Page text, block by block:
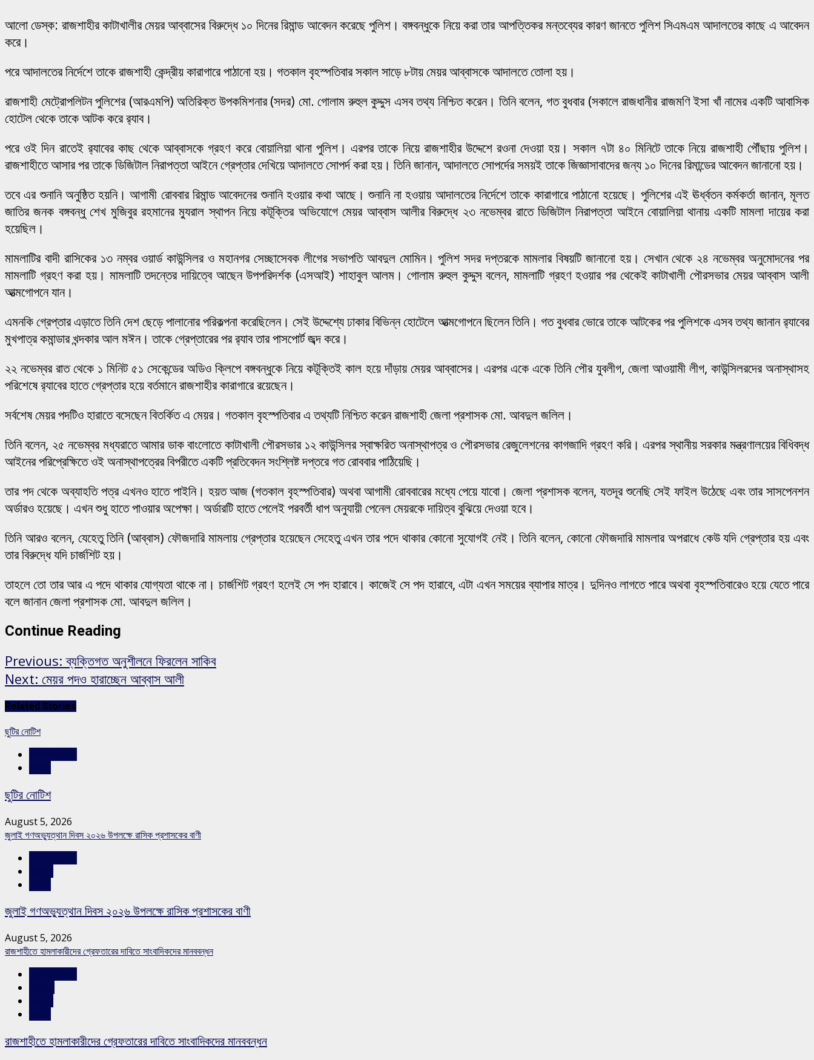
আলো ডেস্ক: রাজশাহীর কাটাখালীর মেয়র আব্বাসের বিরুদ্ধে ১০ দিনের রিমান্ড আবেদন করেছে পুলিশ। বঙ্গবন্ধুকে নিয়ে করা তার আপত্তিকর মন্তব্যের কারণ জানতে পুলিশ সিএমএম আদালতের কাছে এ আবেদন
করে।
পরে আদালতের নির্দেশে তাকে রাজশাহী কেন্দ্রীয় কারাগারে পাঠানো হয়। গতকাল বৃহস্পতিবার সকাল সাড়ে ৮টায় মেয়র আব্বাসকে আদালতে তোলা হয়।
রাজশাহী মেট্রোপলিটন পুলিশের (আরএমপি) অতিরিক্ত উপকমিশনার (সদর) মো. গোলাম রুহুল কুদ্দুস এসব তথ্য নিশ্চিত করেন। তিনি বলেন, গত বুধবার (সকালে রাজধানীর রাজমণি ইসা খাঁ নামের একটি আবাসিক
হোটেল থেকে তাকে আটক করে র‌্যাব।
পরে ওই দিন রাতেই র‌্যাবের কাছ থেকে আব্বাসকে গ্রহণ করে বোয়ালিয়া থানা পুলিশ। এরপর তাকে নিয়ে রাজশাহীর উদ্দেশে রওনা দেওয়া হয়। সকাল ৭টা ৪০ মিনিটে তাকে নিয়ে রাজশাহী পৌঁছায় পুলিশ।
রাজশাহীতে আসার পর তাকে ডিজিটাল নিরাপত্তা আইনে গ্রেপ্তার দেখিয়ে আদালতে সোপর্দ করা হয়। তিনি জানান, আদালতে সোপর্দের সময়ই তাকে জিজ্ঞাসাবাদের জন্য ১০ দিনের রিমান্ডের আবেদন জানানো হয়।
তবে এর শুনানি অনুষ্ঠিত হয়নি। আগামী রোববার রিমান্ড আবেদনের শুনানি হওয়ার কথা আছে। শুনানি না হওয়ায় আদালতের নির্দেশে তাকে কারাগারে পাঠানো হয়েছে। পুলিশের এই ঊর্ধ্বতন কর্মকর্তা জানান, মূলত
জাতির জনক বঙ্গবন্ধু শেখ মুজিবুর রহমানের ম্যুরাল স্থাপন নিয়ে কটূক্তির অভিযোগে মেয়র আব্বাস আলীর বিরুদ্ধে ২৩ নভেম্বর রাতে ডিজিটাল নিরাপত্তা আইনে বোয়ালিয়া থানায় একটি মামলা দায়ের করা
হয়েছিল।
মামলাটির বাদী রাসিকের ১৩ নম্বর ওয়ার্ড কাউন্সিলর ও মহানগর সেচ্ছাসেবক লীগের সভাপতি আবদুল মোমিন। পুলিশ সদর দপ্তরকে মামলার বিষয়টি জানানো হয়। সেখান থেকে ২৪ নভেম্বর অনুমোদনের পর
মামলাটি গ্রহণ করা হয়। মামলাটি তদন্তের দায়িত্বে আছেন উপপরিদর্শক (এসআই) শাহাবুল আলম। গোলাম রুহুল কুদ্দুস বলেন, মামলাটি গ্রহণ হওয়ার পর থেকেই কাটাখালী পৌরসভার মেয়র আব্বাস আলী
আত্মগোপনে যান।
এমনকি গ্রেপ্তার এড়াতে তিনি দেশ ছেড়ে পালানোর পরিকল্পনা করেছিলেন। সেই উদ্দেশ্যে ঢাকার বিভিন্ন হোটেলে আত্মগোপনে ছিলেন তিনি। গত বুধবার ভোরে তাকে আটকের পর পুলিশকে এসব তথ্য জানান র‌্যাবের
মুখপাত্র কমান্ডার খন্দকার আল মঈন। তাকে গ্রেপ্তারের পর র‌্যাব তার পাসপোর্ট জব্দ করে।
২২ নভেম্বর রাত থেকে ১ মিনিট ৫১ সেকেন্ডের অডিও ক্লিপে বঙ্গবন্ধুকে নিয়ে কটূক্তিই কাল হয়ে দাঁড়ায় মেয়র আব্বাসের। এরপর একে একে তিনি পৌর যুবলীগ, জেলা আওয়ামী লীগ, কাউন্সিলরদের অনাস্থাসহ
পরিশেষে র‌্যাবের হাতে গ্রেপ্তার হয়ে বর্তমানে রাজশাহীর কারাগারে রয়েছেন।
সর্বশেষ মেয়র পদটিও হারাতে বসেছেন বিতর্কিত এ মেয়র। গতকাল বৃহস্পতিবার এ তথ্যটি নিশ্চিত করেন রাজশাহী জেলা প্রশাসক মো. আবদুল জলিল।
তিনি বলেন, ২৫ নভেম্বর মধ্যরাতে আমার ডাক বাংলোতে কাটাখালী পৌরসভার ১২ কাউন্সিলর স্বাক্ষরিত অনাস্থাপত্র ও পৌরসভার রেজুলেশনের কাগজাদি গ্রহণ করি। এরপর স্থানীয় সরকার মন্ত্রণালয়ের বিধিবদ্ধ
আইনের পরিপ্রেক্ষিতে ওই অনাস্থাপত্রের বিপরীতে একটি প্রতিবেদন সংশ্লিষ্ট দপ্তরে গত রোববার পাঠিয়েছি।
তার পদ থেকে অব্যাহতি পত্র এখনও হাতে পাইনি। হয়ত আজ (গতকাল বৃহস্পতিবার) অথবা আগামী রোববারের মধ্যে পেয়ে যাবো। জেলা প্রশাসক বলেন, যতদূর শুনেছি সেই ফাইল উঠেছে এবং তার সাসপেনশন
অর্ডারও হয়েছে। এখন শুধু হাতে পাওয়ার অপেক্ষা। অর্ডারটি হাতে পেলেই পরবর্তী ধাপ অনুযায়ী পেনেল মেয়রকে দায়িত্ব বুঝিয়ে দেওয়া হবে।
তিনি আরও বলেন, যেহেতু তিনি (আব্বাস) ফৌজদারি মামলায় গ্রেপ্তার হয়েছেন সেহেতু এখন তার পদে থাকার কোনো সুযোগই নেই। তিনি বলেন, কোনো ফৌজদারি মামলার অপরাধে কেউ যদি গ্রেপ্তার হয় এবং
তার বিরুদ্ধে যদি চার্জশিট হয়।
তাহলে তো তার আর এ পদে থাকার যোগ্যতা থাকে না। চার্জশিট গ্রহণ হলেই সে পদ হারাবে। কাজেই সে পদ হারাবে, এটা এখন সময়ের ব্যাপার মাত্র। দুদিনও লাগতে পারে অথবা বৃহস্পতিবারেও হয়ে যেতে পারে
বলে জানান জেলা প্রশাসক মো. আবদুল জলিল।
Continue Reading
Previous: ব্যক্তিগত অনুশীলনে ফিরলেন সাকিব
Next: মেয়র পদও হারাচ্ছেন আব্বাস আলী
Related Stories
ছুটির নোটিশ
ছুটির নোটিশ
August 5, 2026
জুলাই গণঅভ্যুত্থান দিবস ২০২৬ উপলক্ষে রাসিক প্রশাসকের বাণী
জুলাই গণঅভ্যুত্থান দিবস ২০২৬ উপলক্ষে রাসিক প্রশাসকের বাণী
August 5, 2026
রাজশাহীতে হামলাকারীদের গ্রেফতারের দাবিতে সাংবাদিকদের মানববন্ধন
রাজশাহীতে হামলাকারীদের গ্রেফতারের দাবিতে সাংবাদিকদের মানববন্ধন